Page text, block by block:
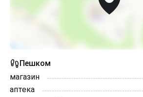
Пешком
магазин
аптека